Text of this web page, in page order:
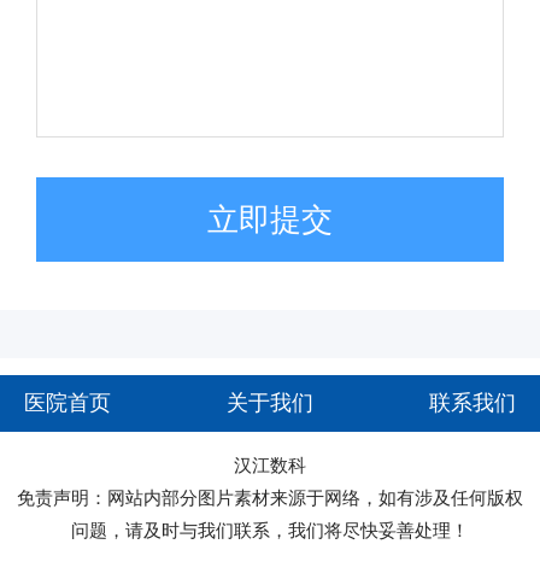
立即提交
医院首页 关于我们 联系我们
汉江数科
免责声明：网站内部分图片素材来源于网络，如有涉及任何版权
问题，请及时与我们联系，我们将尽快妥善处理！